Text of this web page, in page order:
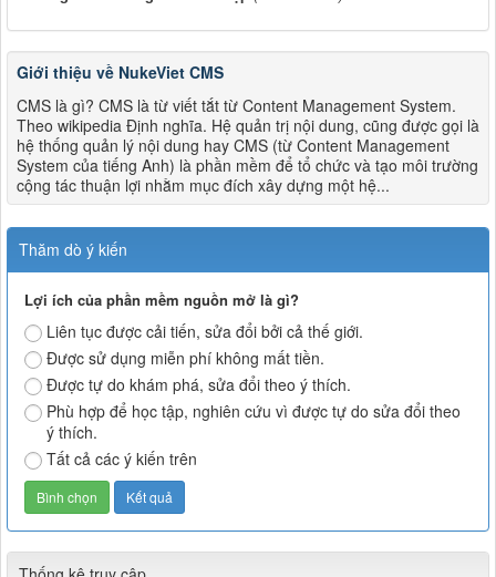
Giới thiệu về NukeViet CMS
CMS là gì? CMS là từ viết tắt từ Content Management System.
Theo wikipedia Định nghĩa. Hệ quản trị nội dung, cũng được gọi là
hệ thống quản lý nội dung hay CMS (từ Content Management
System của tiếng Anh) là phần mềm để tổ chức và tạo môi trường
cộng tác thuận lợi nhằm mục đích xây dựng một hệ...
Thăm dò ý kiến
Lợi ích của phần mềm nguồn mở là gì?
Liên tục được cải tiến, sửa đổi bởi cả thế giới.
Được sử dụng miễn phí không mất tiền.
Được tự do khám phá, sửa đổi theo ý thích.
Phù hợp để học tập, nghiên cứu vì được tự do sửa đổi theo
ý thích.
Tất cả các ý kiến trên